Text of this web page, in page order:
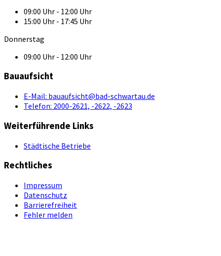
09:00 Uhr - 12:00 Uhr
15:00 Uhr - 17:45 Uhr
Donnerstag
09:00 Uhr - 12:00 Uhr
Bauaufsicht
E-Mail: bauaufsicht@bad-schwartau.de
Telefon: 2000-2621, -2622, -2623
Weiterführende Links
Städtische Betriebe
Rechtliches
Impressum
Datenschutz
Barrierefreiheit
Fehler melden